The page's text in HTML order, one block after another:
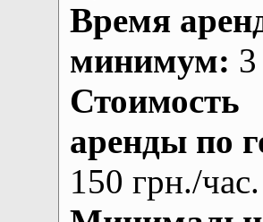
Время
минимум:
Стоимость
аренды по
150 грн./час.